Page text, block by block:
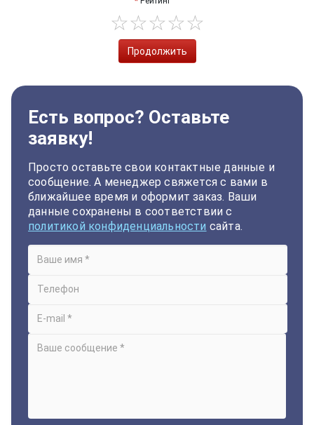
Продолжить
Есть вопрос? Оставьте
заявку!
Просто оставьте свои контактные данные и
сообщение. А менеджер свяжется с вами в
ближайшее время и оформит заказ. Ваши
данные сохранены в соответствии с
политикой конфиденциальности сайта.